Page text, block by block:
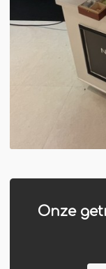
Onze